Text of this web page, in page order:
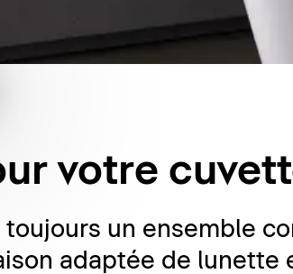
votre
un ensemble
adaptée de lunette